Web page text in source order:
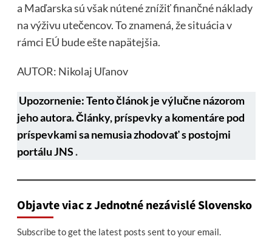
a Maďarska sú však nútené znížiť finančné náklady
na výživu utečencov. To znamená, že situácia v
rámci EÚ bude ešte napätejšia.
AUTOR: Nikolaj Uľanov
Upozornenie: Tento článok je výlučne názorom
jeho autora. Články, príspevky a komentáre pod
príspevkami sa nemusia zhodovať s postojmi
portálu JNS.
Objavte viac z Jednotné nezávislé Slovensko
Subscribe to get the latest posts sent to your email.